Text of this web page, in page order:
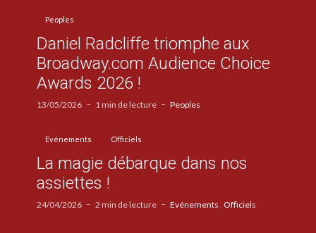
Peoples
Daniel Radcliffe triomphe aux
Broadway.com Audience Choice
Awards 2026 !
13/05/2026 1 min de lecture Peoples
Evénements Officiels
La magie débarque dans nos
assiettes !
24/04/2026 2 min de lecture Evénements Officiels